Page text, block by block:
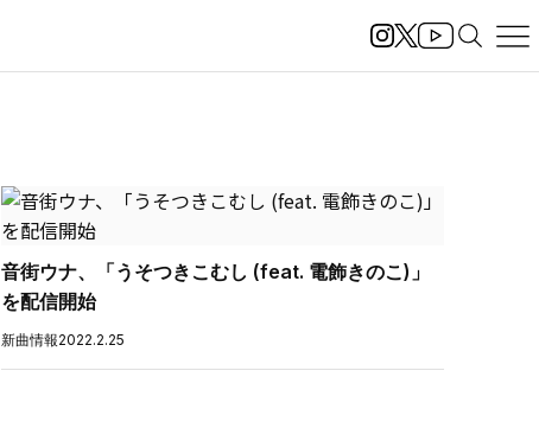
音街ウナ、「うそつきこむし (feat. 電飾きのこ)」
を配信開始
新曲情報2022.2.25